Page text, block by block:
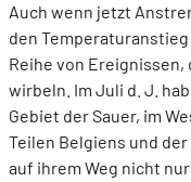
Auch wenn jetzt
den
Reihe von
wirbeln. Im Juli d. J.
Gebiet der Sauer, im
Teilen Belgiens und
auf ihrem Weg nicht